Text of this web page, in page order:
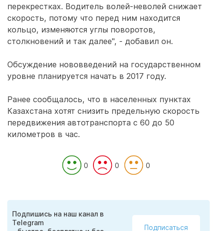
перекрестках. Водитель волей-неволей снижает
скорость, потому что перед ним находится
кольцо, изменяются углы поворотов,
столкновений и так далее", - добавил он.
Обсуждение нововведений на государственном
уровне планируется начать в 2017 году.
Ранее сообщалось, что в населенных пунктах
Казахстана хотят снизить предельную скорость
передвижения автотранспорта с 60 до 50
километров в час.
0 0 0
Подпишись на наш канал в
Telegram
Подписаться